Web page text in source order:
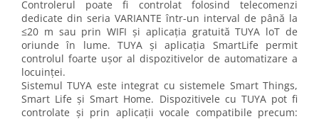
Controlerul poate fi controlat folosind telecomenzi
dedicate din seria VARIANTE într-un interval de până la
≤20 m sau prin WIFI și aplicația gratuită TUYA loT de
oriunde în lume. TUYA și aplicația SmartLife permit
controlul foarte ușor al dispozitivelor de automatizare a
locuinței.
Sistemul TUYA este integrat cu sistemele Smart Things,
Smart Life și Smart Home. Dispozitivele cu TUYA pot fi
controlate și prin aplicații vocale compatibile precum: